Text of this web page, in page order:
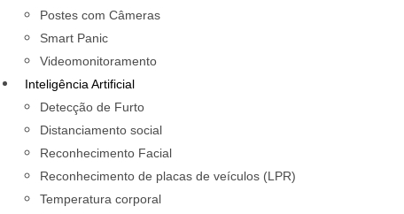
Postes com Câmeras
Smart Panic
Videomonitoramento
Inteligência Artificial
Detecção de Furto
Distanciamento social
Reconhecimento Facial
Reconhecimento de placas de veículos (LPR)
Temperatura corporal